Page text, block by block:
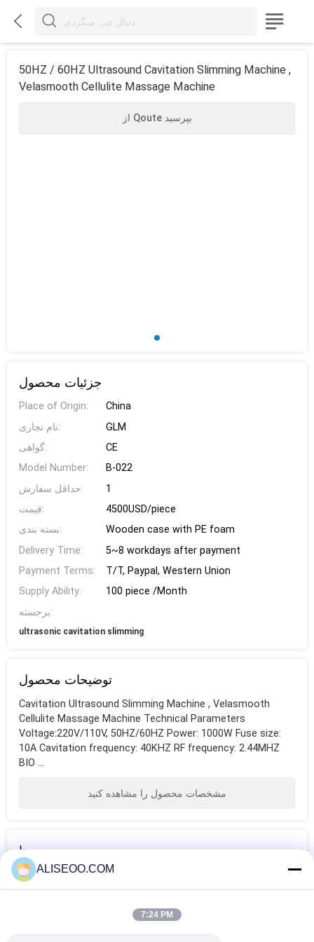
  
50HZ / 60HZ Ultrasound Cavitation Slimming Machine ,
Velasmooth Cellulite Massage Machine
از Qoute بپرسید
جزئیات محصول
Place of Origin:
China
نام تجاری:
GLM
گواهی:
CE
Model Number:
B-022
حداقل سفارش:
1
قیمت:
4500USD/piece
بسته بندی:
Wooden case with PE foam
Delivery Time:
5~8 workdays after payment
Payment Terms:
T/T, Paypal, Western Union
Supply Ability:
100 piece /Month
برجسته:
ultrasonic cavitation slimming
توضیحات محصول
Cavitation Ultrasound Slimming Machine , Velasmooth
Cellulite Massage Machine Technical Parameters
Voltage:220V/110V, 50HZ/60HZ Power: 1000W Fuse size:
10A Cavitation frequency: 40KHZ RF frequency: 2.44MHZ
BIO ...
مشخصات محصول را مشاهده کنید
برچسب ها
دستگاه ذوب چربی،
ultrasonic
cavitation
portable
ALISEOO.COM
7:24 PM